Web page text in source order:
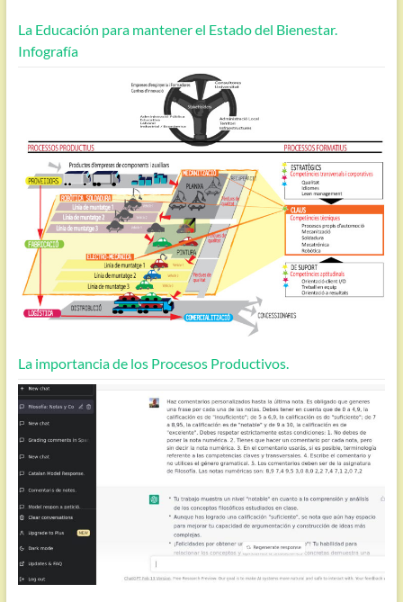
La Educación para mantener el Estado del Bienestar.
Infografía
La importancia de los Procesos Productivos.